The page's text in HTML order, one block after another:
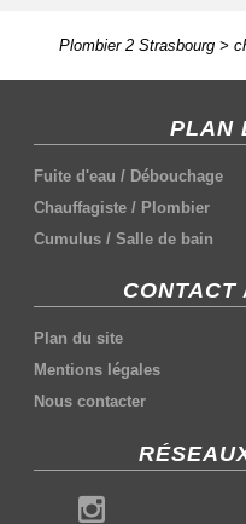
Plombier 2 Strasbourg>
PLAN
Fuite d'eau / Débouchage
Chauffagiste / Plombier
Cumulus /Salle de bain
CONTACT
Plan du site
Mentions légales
Nous contacter